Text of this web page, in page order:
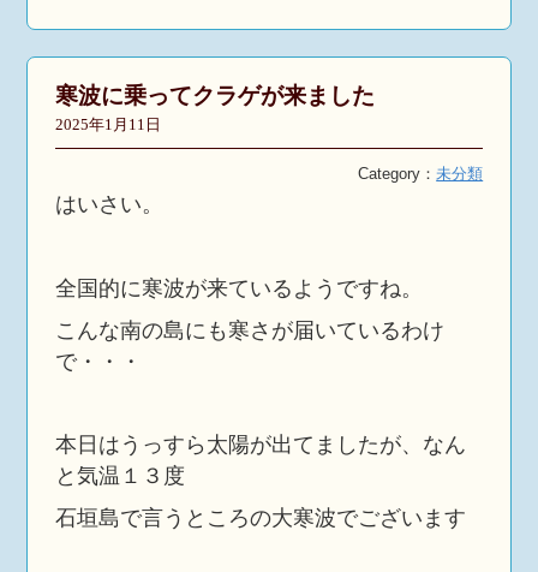
寒波に乗ってクラゲが来ました
2025年1月11日
Category：未分類
はいさい。
全国的に寒波が来ているようですね。
こんな南の島にも寒さが届いているわけ
で・・・
本日はうっすら太陽が出てましたが、なん
と気温１３度
石垣島で言うところの大寒波でございます